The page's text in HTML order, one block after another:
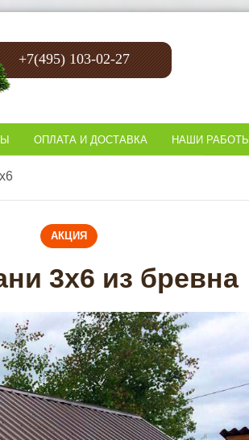
+7(495) 103-02-27
ОПЛАТА И ДОСТАВКА НАШИ РАБОТЫ
АКЦИЯ
3х6 из бревна